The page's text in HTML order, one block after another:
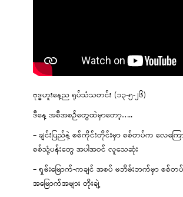
ဗုဒ္ဓဟူးနေ့ည ရုပ်သံသတင်း (၁၃-၅-၂၆)
ဒီနေ့ အစီအစဉ်တွေထဲမှာတော့…..
– ချင်းပြည်နဲ့ စစ်ကိုင်းတိုင်းမှာ စစ်တပ်က လေကြ
စစ်သုံ့ပန်းတွေ အပါအဝင် လူသေဆုံး
– ရှမ်းမြောက်-ကချင် အစပ် မဘိမ်းဘက်မှာ စစ်
အမြောက်အများ တိုးချဲ့